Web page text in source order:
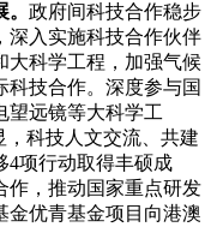
政府间科技合作稳步
深入实施科技合作伙伴
大科学工程，加强气候
技合作。深度参与国
望远镜等大科学工
，科技人文交流、共建
4项行动取得丰硕成
作，推动国家重点研发
金优青基金项目向港澳